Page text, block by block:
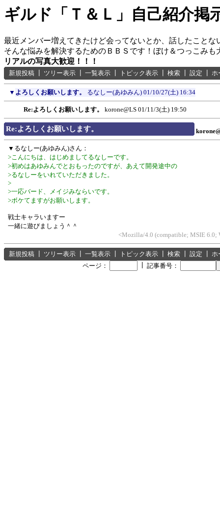
ギルド「Ｔ＆Ｌ」自己紹介掲
最近メンバー増えてきたけど会ってないとか、話したことな
そんな悩みを解決するためのＢＢＳです！ぼけ＆つっこみも
リアルの写真大歓迎！！！
新規投稿 ツリー表示 一覧表示 トピック表示 検索 設定 ホ
▼ よろしくお願いします。 るなしー(あゆみん) 01/10/27(土) 16:34
Re:よろしくお願いします。 korone@LS 01/11/3(土) 19:50
Re:よろしくお願いします。
▼るなしー(あゆみん)さん：
>こんにちは、はじめましてるなしーです。
>初めはあゆみんでとおもったのですが、あえて開発途中の
>るなしーをいれていただきました。
>
>一応バード、メイジみならいです。
>ボケてますがお願いします。
戦士キャラいますー
一緒に遊びましょう＾＾
<Mozilla/4.0 (compatible; MSIE 6.0;
新規投稿 ツリー表示 一覧表示 トピック表示 検索 設定
ホ
ページ：
記事番号：